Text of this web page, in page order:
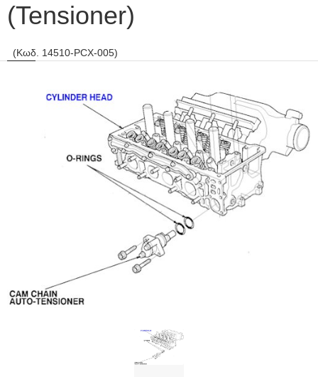
(Tensioner)
(Κωδ. 14510-PCX-005)